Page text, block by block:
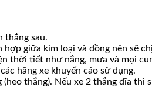
thắng sau.
giữa kim loại và đồng nên sẽ
thời tiết như nắng, mưa và mọi
hãng xe khuyến cáo sử dụng.
thắng). Nếu xe 2 thắng đĩa thì